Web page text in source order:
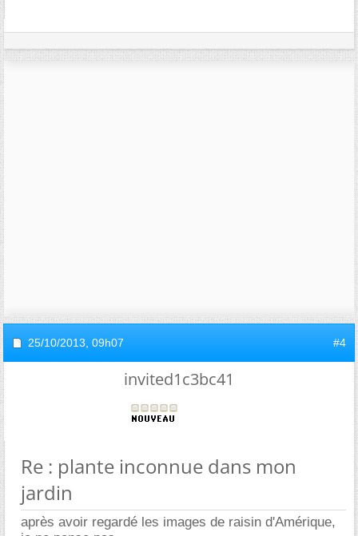
25/10/2013, 09h07 #4
invited1c3bc41
Re : plante inconnue dans mon
jardin
après avoir regardé les images de raisin d'Amérique,